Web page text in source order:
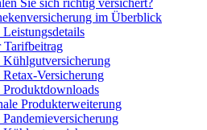
Sie sich richtig versichert?
im Überblick
Tarifbeitrag
Kühlgutversicherung
Versicherung
Produkterweiterung